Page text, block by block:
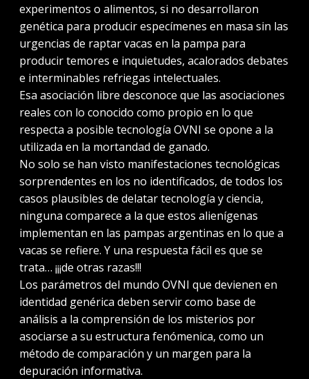
experimentos o alimentos, si no desarrollaron
genética para producir especímenes en masa sin las
urgencias de raptar vacas en la pampa para
producir temores e inquietudes, acalorados debates
e interminables refriegas intelectuales.
Esa asociación libre desconoce que las asociaciones
reales con lo conocido como propio en lo que
respecta a posible tecnología OVNI se opone a la
utilizada en la mortandad de ganado.
No solo se han visto manifestaciones tecnológicas
sorprendentes en los no identificados, de todos los
casos plausibles de delatar tecnología y ciencia,
ninguna comparece a la que estos alienígenas
implementan en las pampas argentinas en lo que a
vacas se refiere. Y una respuesta fácil es que se
trata… ¡¡¡de otras razas!!!
Los parámetros del mundo OVNI que devienen en
identidad genérica deben servir como base de
análisis a la comprensión de los misterios por
asociarse a su estructura fenómenica, como un
método de comparación y un margen para la
depuración informativa.